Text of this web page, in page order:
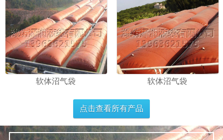
软体沼气袋 软体沼气袋
点击查看所有产品